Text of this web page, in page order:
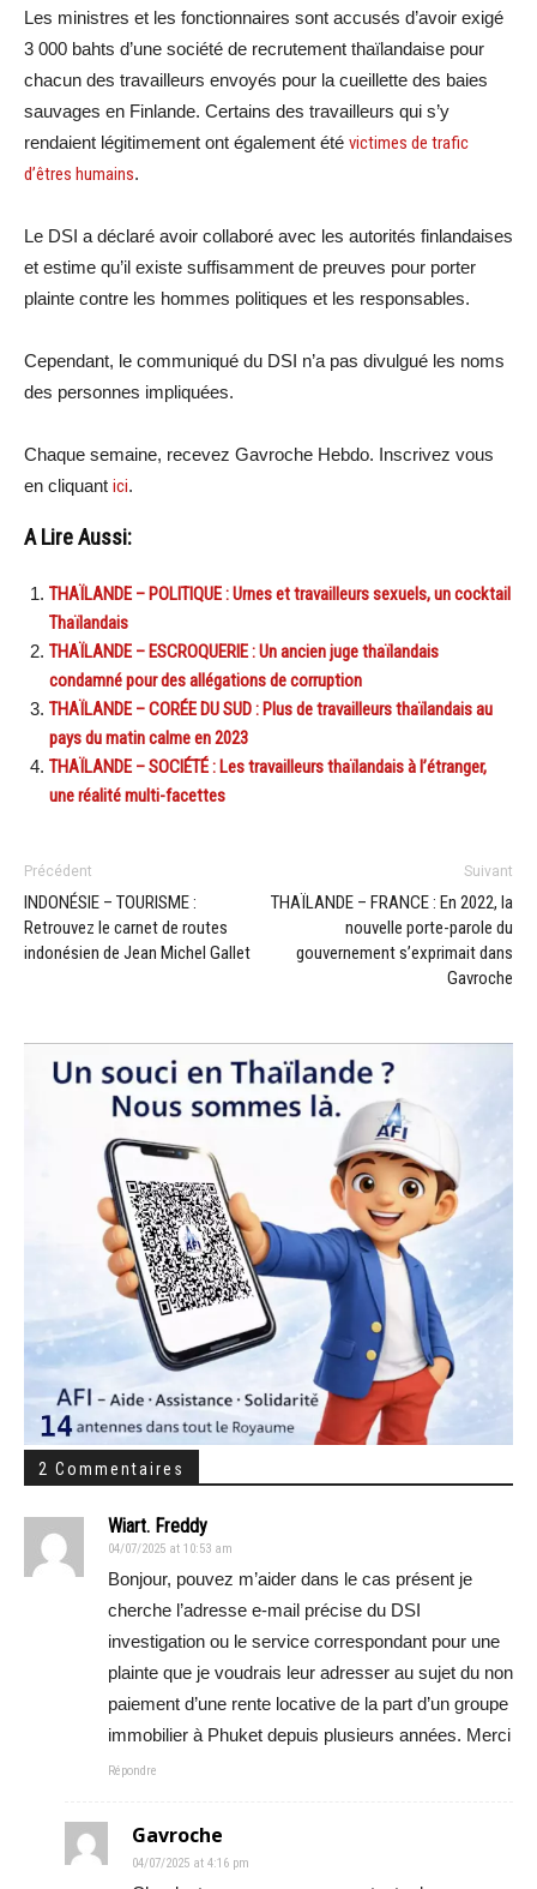
Les ministres et les fonctionnaires sont accusés d’avoir exigé
3 000 bahts d’une société de recrutement thaïlandaise pour
chacun des travailleurs envoyés pour la cueillette des baies
sauvages en Finlande. Certains des travailleurs qui s’y
rendaient légitimement ont également été victimes de trafic
d’êtres humains.
Le DSI a déclaré avoir collaboré avec les autorités finlandaises
et estime qu’il existe suffisamment de preuves pour porter
plainte contre les hommes politiques et les responsables.
Cependant, le communiqué du DSI n’a pas divulgué les noms
des personnes impliquées.
Chaque semaine, recevez Gavroche Hebdo. Inscrivez vous
en cliquant ici.
A Lire Aussi:
THAÏLANDE – POLITIQUE : Urnes et travailleurs sexuels, un cocktail
Thaïlandais
THAÏLANDE – ESCROQUERIE : Un ancien juge thaïlandais
condamné pour des allégations de corruption
THAÏLANDE – CORÉE DU SUD : Plus de travailleurs thaïlandais au
pays du matin calme en 2023
THAÏLANDE – SOCIÉTÉ : Les travailleurs thaïlandais à l’étranger,
une réalité multi-facettes
Précédent
INDONÉSIE – TOURISME :
Retrouvez le carnet de routes
indonésien de Jean Michel Gallet
Suivant
THAÏLANDE – FRANCE : En 2022, la
nouvelle porte-parole du
gouvernement s’exprimait dans
Gavroche
2 Commentaires
Wiart. Freddy
04/07/2025 at 10:53 am
Bonjour, pouvez m’aider dans le cas présent je
cherche l’adresse e-mail précise du DSI
investigation ou le service correspondant pour une
plainte que je voudrais leur adresser au sujet du non
paiement d’une rente locative de la part d’un groupe
immobilier à Phuket depuis plusieurs années. Merci
Répondre
Gavroche
04/07/2025 at 4:16 pm